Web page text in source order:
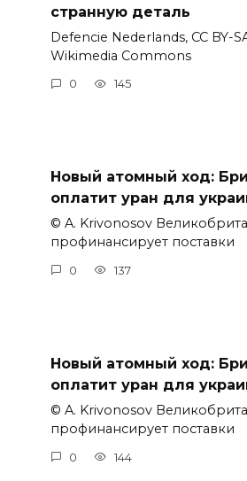
странную деталь
Defencie Nederlands, CC BY-
Wikimedia Commons
0 145
Новый атомный ход:
оплатит уран для
© A. Krivonosov
профинансирует поставки
0 137
Новый атомный ход:
оплатит уран для
© A. Krivonosov
профинансирует поставки
0 144